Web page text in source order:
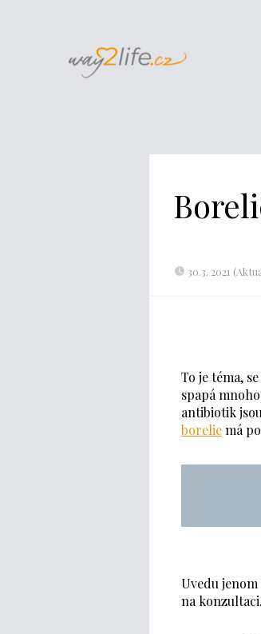
30.3. 2021
To je téma,
spapá
antibiotik
boreliemá
Uvedu
na konzultaci.